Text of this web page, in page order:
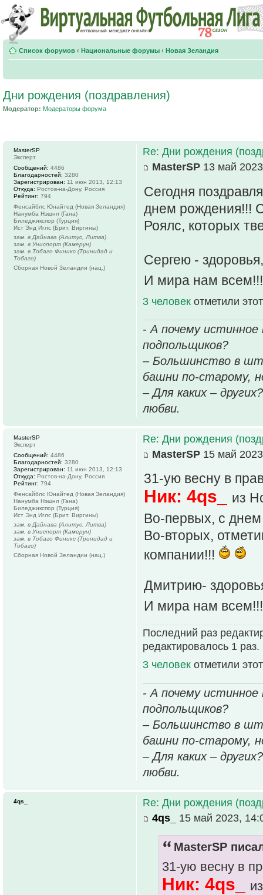
Список форумов ‹ Национальные форумы ‹ Новая Зеландия
Дни рождения (поздравления)
Модератор: Модераторы форума
Re: Дни рождения
MasterSP 13 май
Сегодня
днем рождения!!!
Роялс, которых
Сергею -
И мира нам
3 человек отметили
- А почему
подпольщиков?
– Большинство в
башни по-старому,
– Для каких –
любви.
MasterSP
Эксперт
Сообщений: 4486
Благодарностей: 3280
Зарегистрирован: 11 июн 2013, 12:13
Откуда: Ростов-на-Дону, Россия
Рейтинг: 794
Фенсайблс Юнайтед (Новая Зеландия)
Нанумба Нэшнл (Гана)
Биледжикспор (Турция)
Ист Энд Иглс (Брит. Виргины)
зам. в Дайнава (Алитус, Литва)
зам. в Униспорт (Камерун)
зам. в Тобаго Финикс (Тринидад и
Тобаго)
Сборная Новой Зеландии (нац.)
Re: Дни рождения
MasterSP 15 май
31-ую весну в
Ник: 4qs_
из
Во-первых, с
Во-вторых,
компании!!!
Дмитрию-
И мира нам
Последний раз
редактировалось 1 раз.
3 человек отметили
- А почему
подпольщиков?
– Большинство в
башни по-старому,
– Для каких –
любви.
MasterSP
Эксперт
Сообщений: 4486
Благодарностей: 3280
Зарегистрирован: 11 июн 2013, 12:13
Откуда: Ростов-на-Дону, Россия
Рейтинг: 794
Фенсайблс Юнайтед (Новая Зеландия)
Нанумба Нэшнл (Гана)
Биледжикспор (Турция)
Ист Энд Иглс (Брит. Виргины)
зам. в Дайнава (Алитус, Литва)
зам. в Униспорт (Камерун)
зам. в Тобаго Финикс (Тринидад и
Тобаго)
Сборная Новой Зеландии (нац.)
Re: Дни рождения
4qs_
15 май 2023,
MasterSP
31-ую весну в
Ник: 4qs_
4qs_